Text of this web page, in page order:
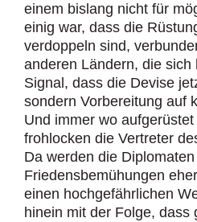
einem bislang nicht für
einig war, dass die
verdoppeln sind,
anderen Ländern, die
Signal, dass die Devise
sondern Vorbereitung auf
Und immer wo
frohlocken die Vertreter
Da werden die
Friedensbemühungen
einen hochgefährlichen
hinein mit der Folge,